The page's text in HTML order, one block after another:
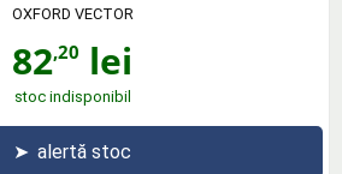
OXFORD VECTOR
82,20 lei
stoc indisponibil
➤ alertă stoc